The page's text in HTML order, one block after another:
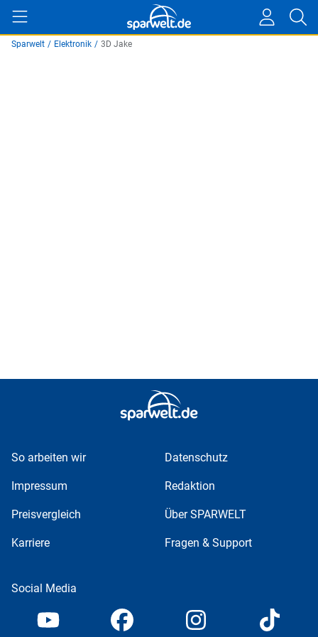
Sparwelt / Elektronik / 3D Jake
So arbeiten wir Datenschutz
Impressum Redaktion
Preisvergleich Über SPARWELT
Karriere Fragen & Support
Social Media